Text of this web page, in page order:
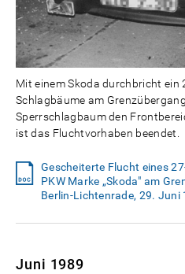
Mit einem Skoda durchbricht ein
Schlagbäume am
Sperrschlagbaum den
ist das Fluchtvorhaben beendet.
Gescheiterte Flucht eines
PKW Marke „Skoda" am
Berlin-Lichtenrade, 29. Juni
Juni 1989